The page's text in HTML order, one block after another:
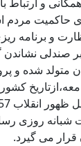
حاکمیت مردم
و برنامه
بر صندلی
شده و
شبانه روزی
می گیرد.